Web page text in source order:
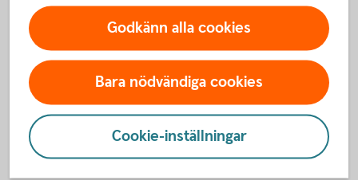
nyckelkund
Ung
Ingår i
Erbjudande
för barn
och unga
Nej Nej Nej
Godkänn alla cookies
Bara nödvändiga cookies
Cookie-inställningar